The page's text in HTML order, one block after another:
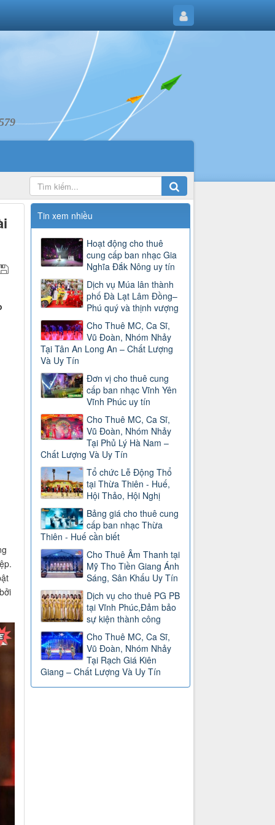
Tin xem nhiều
Hoạt động cho thuê
cung cấp ban nhạc Gia
Nghĩa Đắk Nông uy tín
Dịch vụ Múa lân thành
phố Đà Lạt Lâm Đồng–
Phú quý và thịnh vượng
Cho Thuê MC, Ca Sĩ,
Vũ Đoàn, Nhóm Nhảy
Tại Tân An Long An – Chất Lượng
Và Uy Tín
Đơn vị cho thuê cung
cấp ban nhạc Vĩnh Yên
Vĩnh Phúc uy tín
Cho Thuê MC, Ca Sĩ,
Vũ Đoàn, Nhóm Nhảy
Tại Phủ Lý Hà Nam –
Chất Lượng Và Uy Tín
Tổ chức Lễ Động Thổ
tại Thừa Thiên - Huế,
Hội Thảo, Hội Nghị
Bảng giá cho thuê cung
cấp ban nhạc Thừa
Thiên - Huế cần biết
Cho Thuê Âm Thanh tại
Mỹ Tho Tiền Giang Ánh
Sáng, Sân Khấu Uy Tín
Dịch vụ cho thuê PG PB
tại Vĩnh Phúc,Đảm bảo
sự kiện thành công
Cho Thuê MC, Ca Sĩ,
Vũ Đoàn, Nhóm Nhảy
Tại Rạch Giá Kiên
Giang – Chất Lượng Và Uy Tín